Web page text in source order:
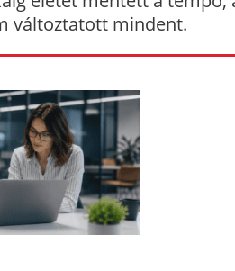
változtatott mindent.